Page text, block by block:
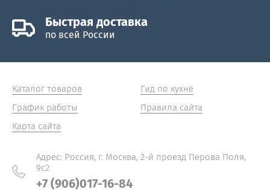
Быстрая доставка
по всей России
Каталог товаров
График работы
Карта сайта
Гид по кухне
Правила сайта
Адрес: Россия, г. Москва, 2-й проезд Перова Поля,
9с2
+7 (906)017-16-84